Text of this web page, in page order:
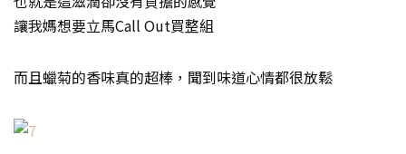
讓我媽想要立馬Call Out買整組
而且蠟菊的香味真的超棒，聞到味道心情都很放鬆